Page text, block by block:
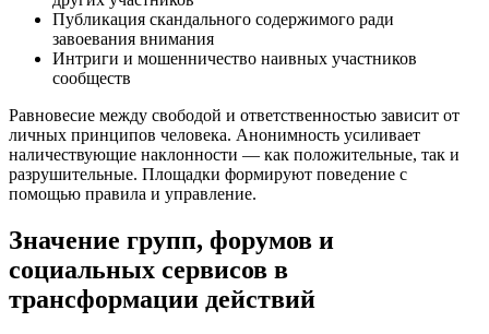
Публикация скандального содержимого ради
завоевания внимания
Интриги и мошенничество наивных участников
сообществ
Равновесие между свободой и ответственностью зависит от
личных принципов человека. Анонимность усиливает
наличествующие наклонности — как положительные, так и
разрушительные. Площадки формируют поведение с
помощью правила и управление.
Значение групп, форумов и
социальных сервисов в
трансформации действий